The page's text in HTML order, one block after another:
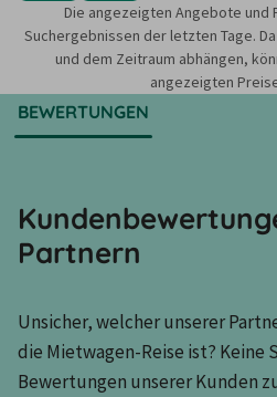
Die angezeigten Angebote und
Suchergebnissen der letzten Tage.
und dem Zeitraum abhängen,
angezeigten
BEWERTUNGEN
Partnern
Unsicher, welcher unserer
die Mietwagen-Reise ist? Keine
Bewertungen unserer Kunden